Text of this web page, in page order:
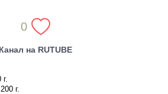
0
Канал на RUTUBE
г.